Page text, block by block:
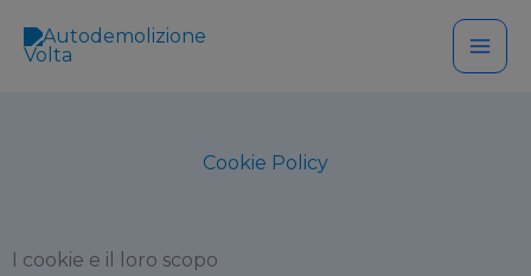
contenuto
Cookie Policy
I cookie e il loro scopo